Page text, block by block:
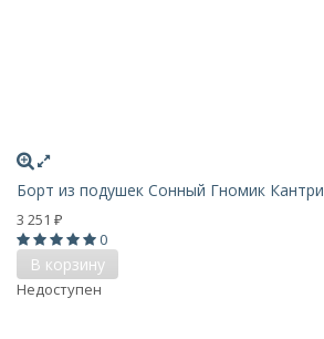
Борт из подушек Сонный Гномик Кантри
3 251 ₽
0
В корзину
Недоступен